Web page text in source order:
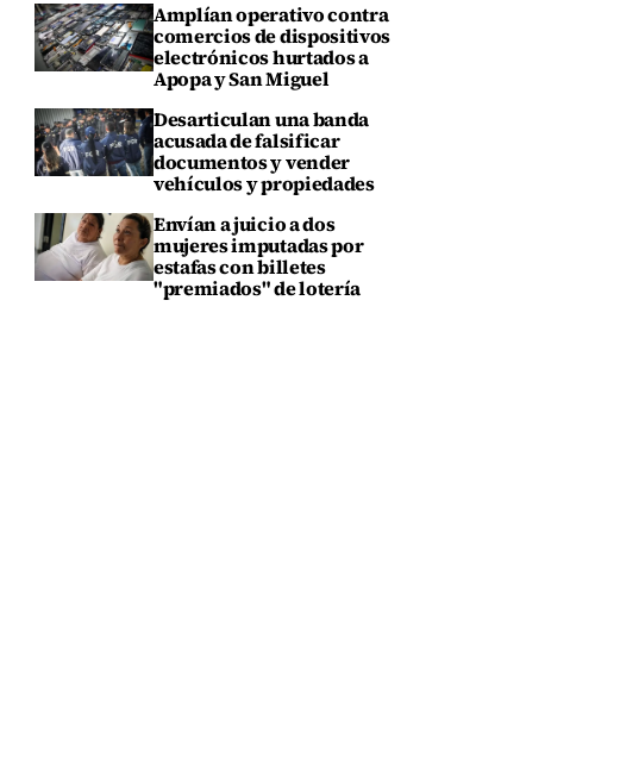
Amplían operativo contra
comercios de dispositivos
electrónicos hurtados a
Apopa y San Miguel
Desarticulan una banda
acusada de falsificar
documentos y vender
vehículos y propiedades
Envían a juicio a dos
mujeres imputadas por
estafas con billetes
"premiados" de lotería